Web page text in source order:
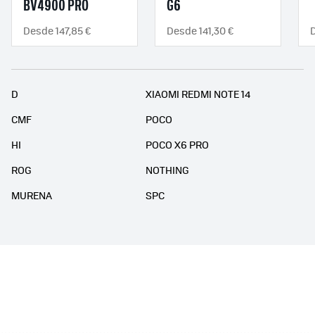
BV4900 PRO
Desde 147,85 €
G6
Desde 141,30 €
D
XIAOMI REDMI NOTE 14
CMF
POCO
HI
POCO X6 PRO
ROG
NOTHING
MURENA
SPC